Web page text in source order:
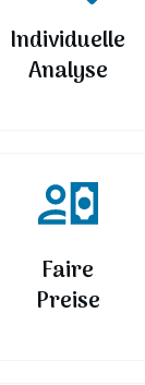
Individuelle
Analyse
Faire
Preise